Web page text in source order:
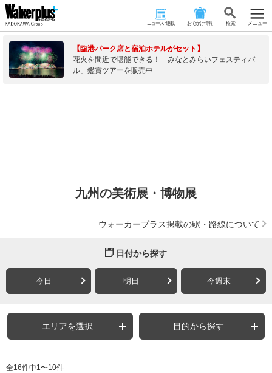
ニュース･連載 おでかけ情報 検 索 メニュー
【臨港パーク席と宿泊ホテルがセット】
花火を間近で堪能できる！「みなとみらいフェスティバ
ル」鑑賞ツアーを販売中
九州の美術展・博物展
ウォーカープラス掲載の駅・路線について
日付から探す
今日 明日 今週末
エリアを選択 目的から探す
全16件中1〜10件